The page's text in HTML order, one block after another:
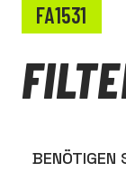
FA1531
BENÖTIGEN